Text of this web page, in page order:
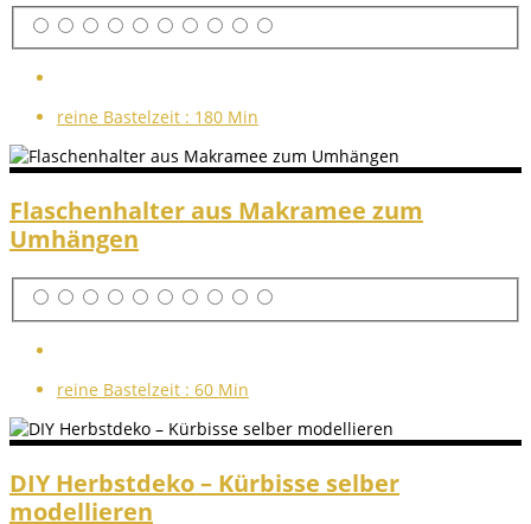
reine Bastelzeit : 180 Min
Flaschenhalter aus Makramee zum
Umhängen
reine Bastelzeit : 60 Min
DIY Herbstdeko – Kürbisse selber
modellieren